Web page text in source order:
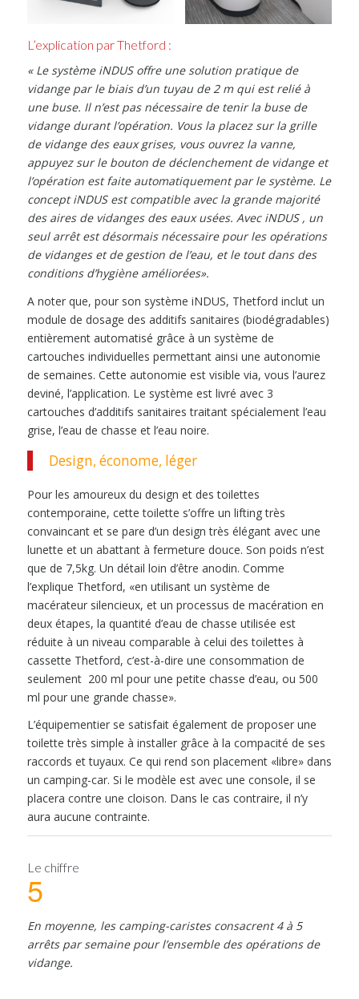
L’explication par Thetford :
« Le système iNDUS offre une solution pratique de
vidange par le biais d’un tuyau de 2 m qui est relié à
une buse. Il n’est pas nécessaire de tenir la buse de
vidange durant l’opération. Vous la placez sur la grille
de vidange des eaux grises, vous ouvrez la vanne,
appuyez sur le bouton de déclenchement de vidange et
l’opération est faite automatiquement par le système. Le
concept iNDUS est compatible avec la grande majorité
des aires de vidanges des eaux usées. Avec iNDUS , un
seul arrêt est désormais nécessaire pour les opérations
de vidanges et de gestion de l’eau, et le tout dans des
conditions d’hygiène améliorées».
A noter que, pour son système iNDUS, Thetford inclut un
module de dosage des additifs sanitaires (biodégradables)
entièrement automatisé grâce à un système de
cartouches individuelles permettant ainsi une autonomie
de semaines. Cette autonomie est visible via, vous l’aurez
deviné, l’application. Le système est livré avec 3
cartouches d’additifs sanitaires traitant spécialement l’eau
grise, l’eau de chasse et l’eau noire.
Design, économe, léger
Pour les amoureux du design et des toilettes
contemporaine, cette toilette s’offre un lifting très
convaincant et se pare d’un design très élégant avec une
lunette et un abattant à fermeture douce. Son poids n’est
que de 7,5kg. Un détail loin d’être anodin. Comme
l’explique Thetford, «en utilisant un système de
macérateur silencieux, et un processus de macération en
deux étapes, la quantité d’eau de chasse utilisée est
réduite à un niveau comparable à celui des toilettes à
cassette Thetford, c’est-à-dire une consommation de
seulement 200 ml pour une petite chasse d’eau, ou 500
ml pour une grande chasse».
L’équipementier se satisfait également de proposer une
toilette très simple à installer grâce à la compacité de ses
raccords et tuyaux. Ce qui rend son placement «libre» dans
un camping-car. Si le modèle est avec une console, il se
placera contre une cloison. Dans le cas contraire, il n’y
aura aucune contrainte.
Le chiffre
5
En moyenne, les camping-caristes consacrent 4 à 5
arrêts par semaine pour l’ensemble des opérations de
vidange.